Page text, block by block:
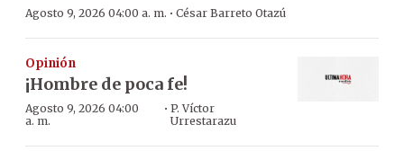
Agosto 9, 2026 04:00 a. m. · César Barreto Otazú
Opinión
¡Hombre de poca fe!
Agosto 9, 2026 04:00
a. m.
·P. Víctor
Urrestarazu